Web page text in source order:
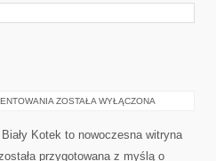
NOWINKI
ZOSTAŁA WYŁĄCZONA
Kotek to nowoczesna witryna
przygotowana z myślą o